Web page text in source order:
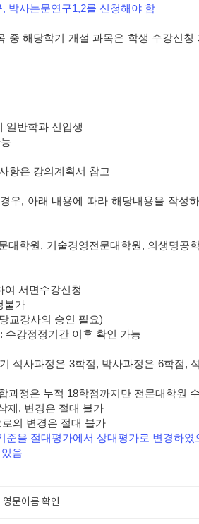
박사논문연구1,2를 신청해야 함
해당학기 개설 과목은 학생 수강신청
일반학과 신입생
항은 강의계획서 참고
우, 아래 내용에 따라 해당내용을 작성
학원, 기술경영전문대학원, 의생명공
여 서면수강신청
불가
교강사의 승인 필요)
강정정기간 이후 확인 가능
석사과정은 3학점, 박사과정은 6학점,
정은 누적 18학점까지만 전문대학원
제, 변경은 절대 불가
의 변경은 절대 불가
을 절대평가에서 상대평가로 변경하
음
문이름 확인